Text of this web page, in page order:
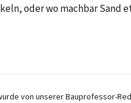
oder wo machbar Sand
von unserer Bauprofessor-